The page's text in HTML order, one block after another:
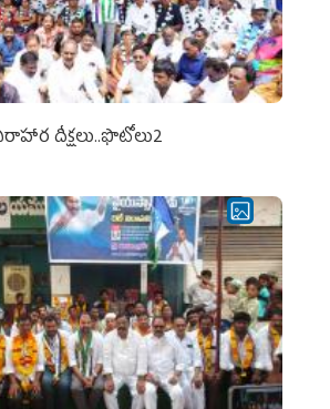
దీక్షలు..ఫొటోలు2